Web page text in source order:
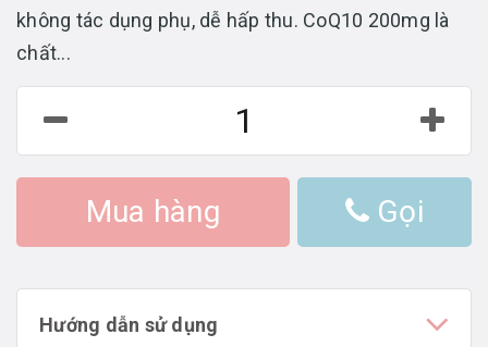
không tác dụng phụ, dễ hấp thu. CoQ10 200mg là
chất...
Mua hàng Gọi
Hướng dẫn sử dụng